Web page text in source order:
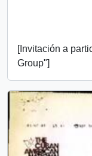
[Invitación a
Group"]